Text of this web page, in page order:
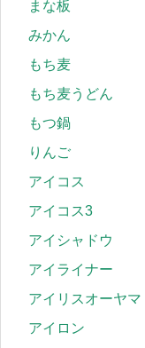
まな板
みかん
もち麦
もち麦うどん
もつ鍋
りんご
アイコス
アイコス3
アイシャドウ
アイライナー
アイリスオーヤマ
アイロン